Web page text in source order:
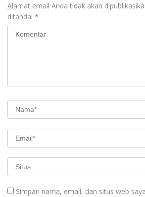
Alamat email Anda tidak akan
ditandai *
Simpan nama, email, dan situs web